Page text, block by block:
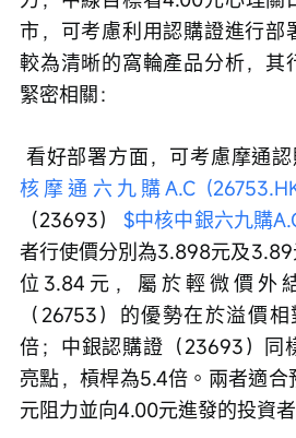
市，可考慮利用認購證進行部
較為清晰的窩輪產品分析，其
緊密相關：
看好部署方面，可考慮摩通
核摩通六九購A.C
（23693） $中核中銀六九購
者行使價分別為3.898元及
位3.84元，屬於輕微價外
（26753）的優勢在於溢價
倍；中銀認購證（23693）同
亮點，槓桿為5.4倍。兩者適
元阻力並向4.00元進發的投資者